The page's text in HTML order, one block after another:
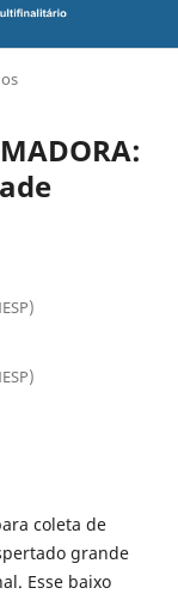
coleta de
grande
Esse baixo